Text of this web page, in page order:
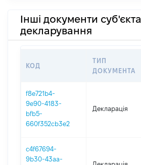
Інші документи суб'єкта
декларування
КОД
ТИП
ДОКУМЕНТА
f8e721b4-
9e90-4183-
bfb5-
660f352cb3e2
Декларація
c4f67694-
9b30-43aa-